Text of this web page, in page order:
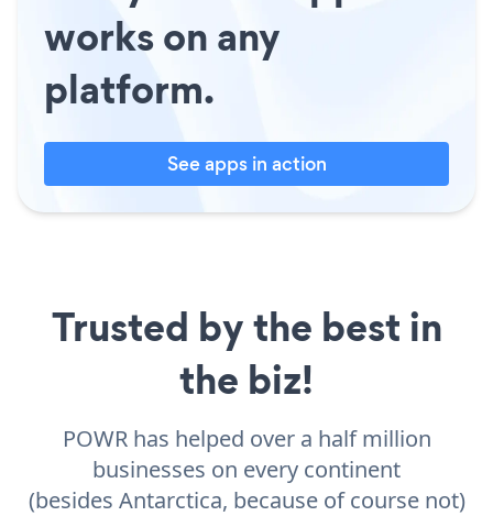
works on any
platform.
See apps in action
Trusted by the best in
the biz!
POWR has helped over a half million
businesses on every continent
(besides Antarctica, because of course not)